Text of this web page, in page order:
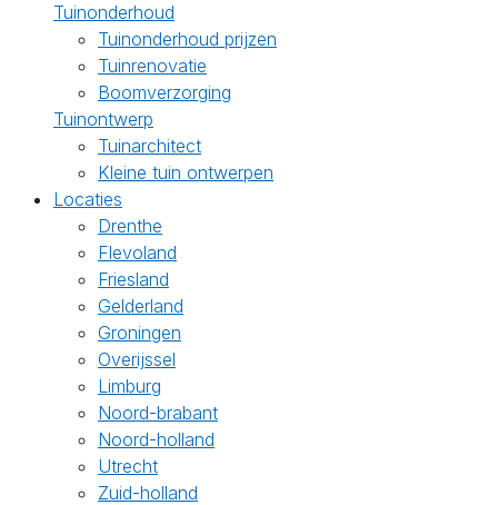
Tuinonderhoud
Tuinonderhoud prijzen
Tuinrenovatie
Boomverzorging
Tuinontwerp
Tuinarchitect
Kleine tuin ontwerpen
Locaties
Drenthe
Flevoland
Friesland
Gelderland
Groningen
Overijssel
Limburg
Noord-brabant
Noord-holland
Utrecht
Zuid-holland